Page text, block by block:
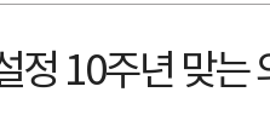
정 10주년 맞